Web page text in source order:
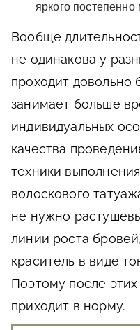
яркого
Вообще
не одинакова у
проходит довольно
занимает больше
индивидуальных
качества
техники
волоскового
не нужно
линии роста
краситель в виде
Поэтому после
приходит в норму.